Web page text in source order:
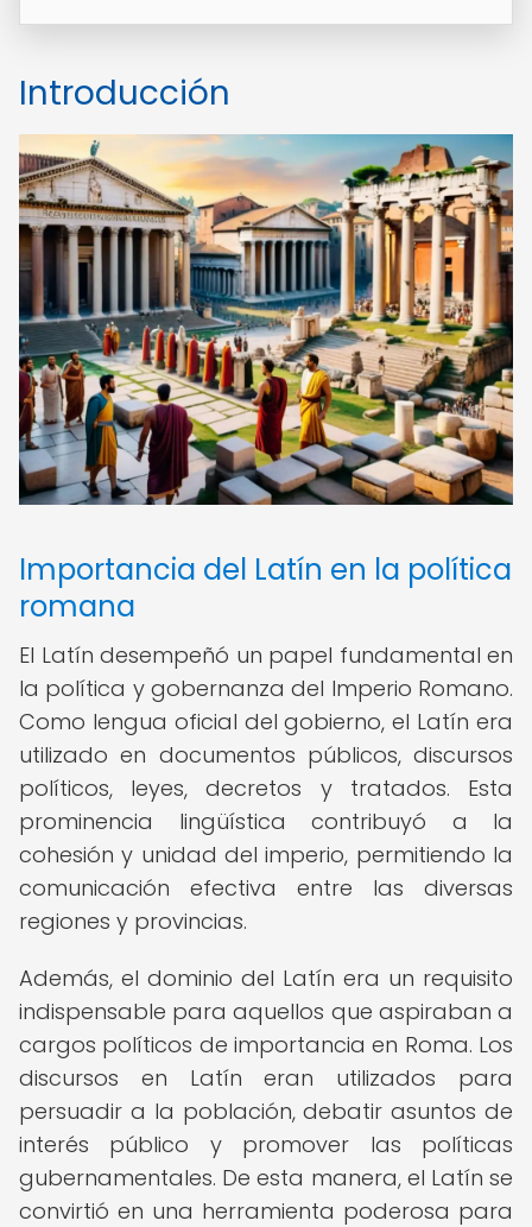
Introducción
Importancia del Latín en la política
romana
El Latín desempeñó un papel fundamental en
la política y gobernanza del Imperio Romano.
Como lengua oficial del gobierno, el Latín era
utilizado en documentos públicos, discursos
políticos, leyes, decretos y tratados. Esta
prominencia lingüística contribuyó a la
cohesión y unidad del imperio, permitiendo la
comunicación efectiva entre las diversas
regiones y provincias.
Además, el dominio del Latín era un requisito
indispensable para aquellos que aspiraban a
cargos políticos de importancia en Roma. Los
discursos en Latín eran utilizados para
persuadir a la población, debatir asuntos de
interés público y promover las políticas
gubernamentales. De esta manera, el Latín se
convirtió en una herramienta poderosa para